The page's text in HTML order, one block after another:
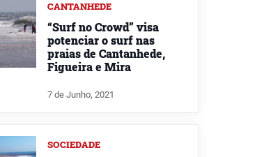
CANTANHEDE
“Surf no Crowd” visa
potenciar o surf nas
praias de Cantanhede,
Figueira e Mira
7 de Junho, 2021
SOCIEDADE